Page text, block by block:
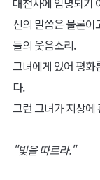
신의 말씀은 물론이
들의 웃음소리.
그녀에게 있어 평
다.
그런 그녀가 지상에
"빛을 따르라."